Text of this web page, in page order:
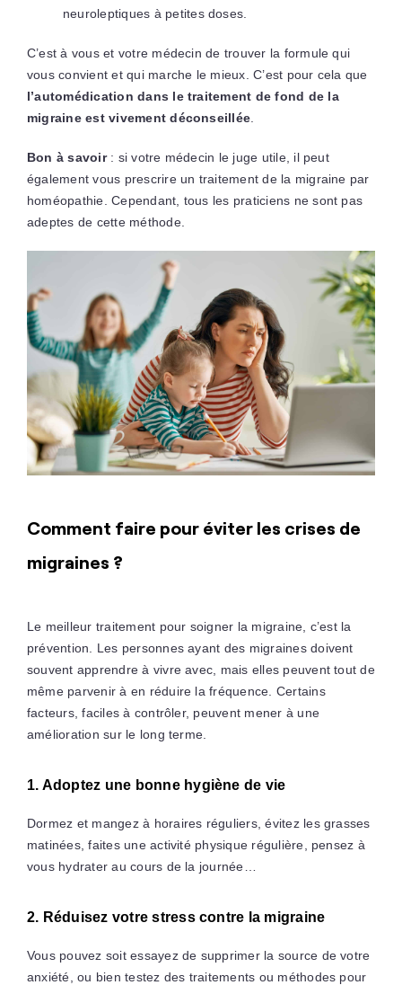
neuroleptiques à petites doses.
C’est à vous et votre médecin de trouver la formule qui
vous convient et qui marche le mieux. C’est pour cela que
l’automédication dans le traitement de fond de la
migraine est vivement déconseillée
Bon à savoir: si votre médecin le juge utile, il peut
également vous prescrire un traitement de la migraine par
homéopathie. Cependant, tous les praticiens ne sont pas
adeptes de cette méthode.
Comment faire pour éviter les crises de
migraines ?
Le meilleur traitement pour soigner la migraine, c’est la
prévention. Les personnes ayant des migraines doivent
souvent apprendre à vivre avec, mais elles peuvent tout de
même parvenir à en réduire la fréquence. Certains
facteurs, faciles à contrôler, peuvent mener à une
amélioration sur le long terme.
1. Adoptez une bonne hygiène de vie
Dormez et mangez à horaires réguliers, évitez les grasses
matinées, faites une activité physique régulière, pensez à
vous hydrater au cours de la journée…
2. Réduisez votre stress contre la migraine
Vous pouvez soit essayez de supprimer la source de votre
anxiété, ou bien testez des traitements ou méthodes pour